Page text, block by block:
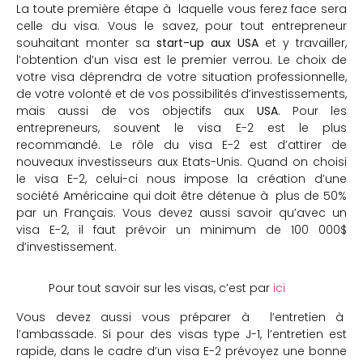
La toute première étape à laquelle vous ferez face sera
celle du visa. Vous le savez, pour tout entrepreneur
souhaitant monter sa start-up aux USA et y travailler,
l’obtention d’un visa est le premier verrou. Le choix de
votre visa déprendra de votre situation professionnelle,
de votre volonté et de vos possibilités d’investissements,
mais aussi de vos objectifs aux USA. Pour les
entrepreneurs, souvent le visa E-2 est le plus
recommandé. Le rôle du visa E-2 est d’attirer de
nouveaux investisseurs aux Etats-Unis. Quand on choisi
le visa E-2, celui-ci nous impose la création d’une
société Américaine qui doit être détenue à plus de 50%
par un Français. Vous devez aussi savoir qu’avec un
visa E-2, il faut prévoir un minimum de 100 000$
d’investissement.
Pour tout savoir sur les visas, c’est par ici
Vous devez aussi vous préparer à l’entretien à
l’ambassade. Si pour des visas type J-1, l’entretien est
rapide, dans le cadre d’un visa E-2 prévoyez une bonne